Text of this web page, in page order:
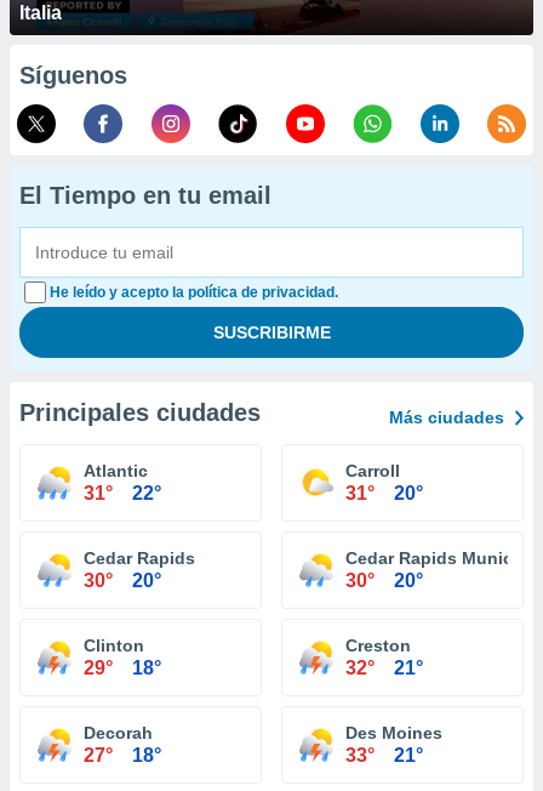
Italia
Síguenos
El Tiempo en tu email
He leído y acepto la política de privacidad.
Principales ciudades Más ciudades
Atlantic
31° 22°
Carroll
31° 20°
Cedar Rapids
30° 20°
Cedar Rapids
30° 20°
Clinton
29° 18°
Creston
32° 21°
Decorah
27° 18°
Des Moines
33° 21°